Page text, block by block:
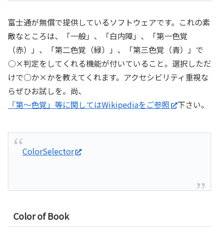
富士通が無償で提供しているソフトウェアです。これの素
敵なところは、「一般」、「白内障」、「第一色覚
（赤）」、「第二色覚（緑）」、「第三色覚（青）」で
○×判定をしてくれる機能が付いていること。選択しただ
けで○か×かを教えてくれます。アクセシビリティ重視な
らぜひお試しを。尚、
「第～色覚」等に関してはWikipediaをご参照
下さい。
ColorSelector
Color of Book